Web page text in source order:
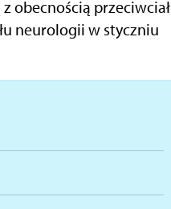
obecnością przeciwciał
neurologii w styczniu